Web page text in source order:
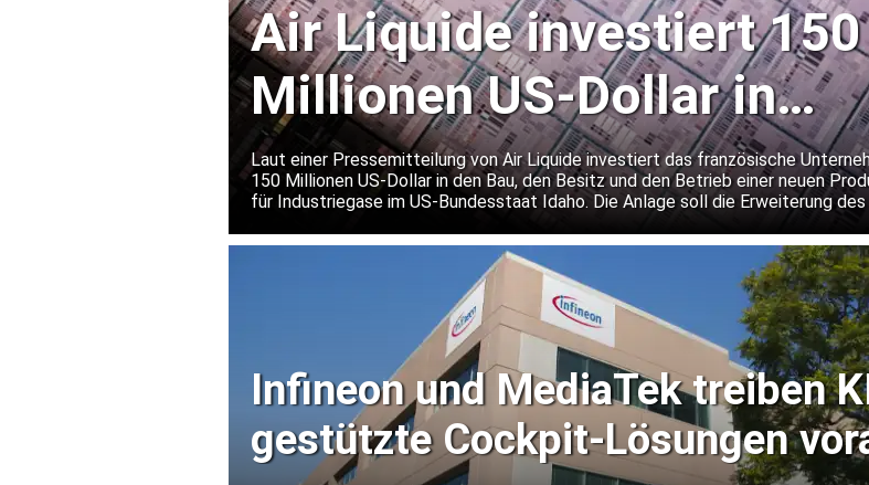
Air Liquide investiert 150
Millionen US-Dollar in
Halbleiter-Gaswerk in
Laut einer Pressemitteilung von Air Liquide investiert das französische
150 Millionen US-Dollar in den Bau, den Besitz und den Betrieb einer neuen
für Industriegase im US-Bundesstaat Idaho. Die Anlage soll die Erweiterung
Infineon und MediaTek treiben
gestützte Cockpit-Lösungen